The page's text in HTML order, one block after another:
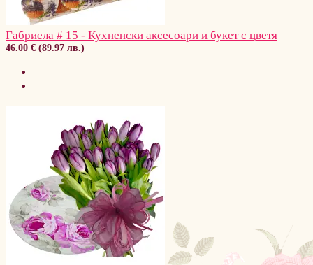
Габриела # 15 - Кухненски аксесоари и букет с цветя
46.00 € (89.97 лв.)